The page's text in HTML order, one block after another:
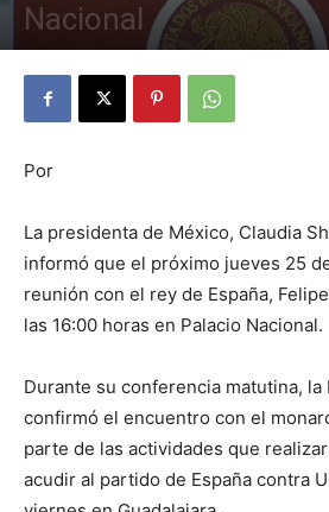
Nacional
By Julio Valdez - junio 23, 2026 14
Por
La presidenta de México, Claudia
informó que el próximo jueves 25
reunión con el rey de España,
las 16:00 horas en Palacio Nacional.
Durante su conferencia matutina, la
confirmó el encuentro con el
parte de las actividades que
acudir al partido de España contra